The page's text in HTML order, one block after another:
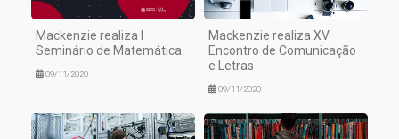
Mackenzie realiza I
Seminário de Matemática
09/11/2020
Mackenzie realiza XV
Encontro de Comunicação
e Letras
09/11/2020